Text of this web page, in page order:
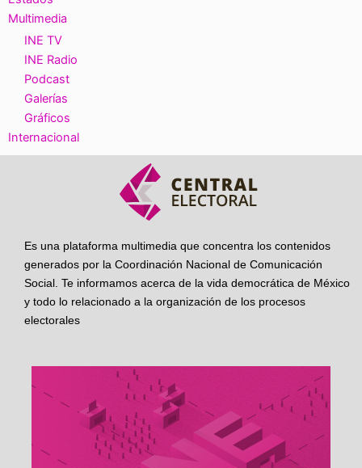
Multimedia
INE TV
INE Radio
Podcast
Galerías
Gráficos
Internacional
Es una plataforma multimedia que concentra los contenidos
generados por la Coordinación Nacional de Comunicación
Social. Te informamos acerca de la vida democrática de México
y todo lo relacionado a la organización de los procesos
electorales